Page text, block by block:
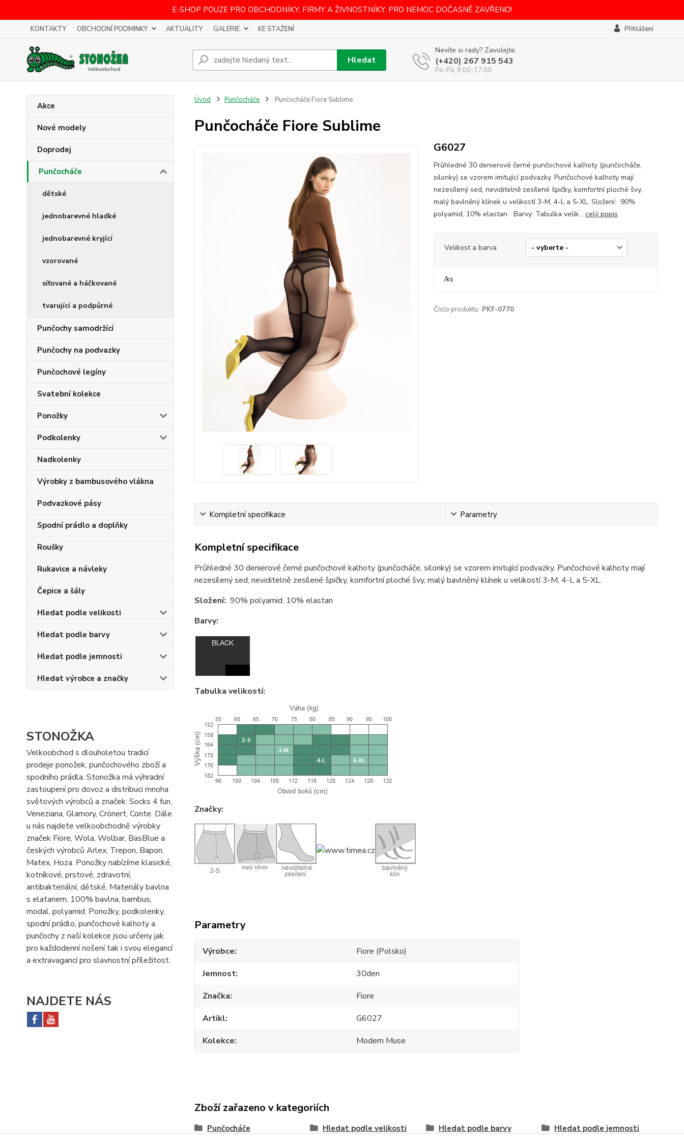
E-SHOP POUZE PRO OBCHODNÍKY, FIRMY A ŽIVNOSTNÍKY. PRO NEMOC DOČASNĚ ZAVŘENO!
KONTAKTY OBCHODNÍ PODMINKY AKTUALITY GALERIE KE STAŽENÍ Přihlášení
Hledat
Nevíte si rady? Zavolejte.
(+420) 267 915 543
Po-Pá, 8:00-17:00
Akce
Nové modely
Doprodej
Punčocháče
dětské
jednobarevné hladké
jednobarevné kryjící
vzorované
síťované a háčkované
tvarující a podpůrné
Punčochy samodržící
Punčochy na podvazky
Punčochové legíny
Svatební kolekce
Ponožky
Podkolenky
Nadkolenky
Výrobky z bambusového vlákna
Podvazkové pásy
Spodní prádlo a doplňky
Roušky
Rukavice a návleky
Čepice a šály
Hledat podle velikosti
Hledat podle barvy
Hledat podle jemnosti
Hledat výrobce a značky
STONOŽKA
Velkoobchod s dlouholetou tradicí
prodeje ponožek, punčochového zboží a
spodního prádla. Stonožka má výhradní
zastoupení pro dovoz a distribuci mnoha
světových výrobců a značek: Socks 4 fun,
Veneziana, Glamory, Crönert, Conte. Dále
u nás najdete velkoobchodně výrobky
značek Fiore, Wola, Wolbar, BasBlue a
českých výrobců Arlex, Trepon, Bapon,
Matex, Hoza. Ponožky nabízíme klasické,
kotníkové, prstové, zdravotní,
antibakteriální, dětské. Materiály bavlna
s elatanem, 100% bavlna, bambus,
modal, polyamid. Ponožky, podkolenky,
spodní prádlo, punčochové kalhoty a
punčochy z naší kolekce jsou určeny jak
pro každodenní nošení tak i svou elegancí
a extravagancí pro slavnostní příležitost.
NAJDETE NÁS
Úvod Punčocháče Punčocháče Fiore Sublime
Punčocháče Fiore Sublime
G6027
Průhledné 30 denierové černé punčochové kalhoty (punčocháče,
silonky) se vzorem imitující podvazky. Punčochové kalhoty mají
nezesílený sed, neviditelně zesílené špičky, komfortní ploché švy,
malý bavlněný klínek u velikostí 3-M, 4-L a 5-XL. Složení: 90%
polyamid, 10% elastan Barvy: Tabulka velik... celý popis
Velikost a barva
/ks
Číslo produktu: PKF-0770
Kompletní specifikace Parametry
Kompletní specifikace
Průhledné 30 denierové černé punčochové kalhoty (punčocháče, silonky) se vzorem imitující podvazky. Punčochové kalhoty mají
nezesílený sed, neviditelně zesílené špičky, komfortní ploché švy, malý bavlněný klínek u velikostí 3-M, 4-L a 5-XL.
Složení: 90% polyamid, 10% elastan
Barvy:
Tabulka velikostí:
Značky:
Parametry
Výrobce
Fiore (Polsko)
Jemnost
30den
Značka
Fiore
Artikl
G6027
Kolekce
Modern Muse
Zboží zařazeno v kategoriích
Punčocháče Hledat podle velikosti Hledat podle barvy Hledat podle jemnosti